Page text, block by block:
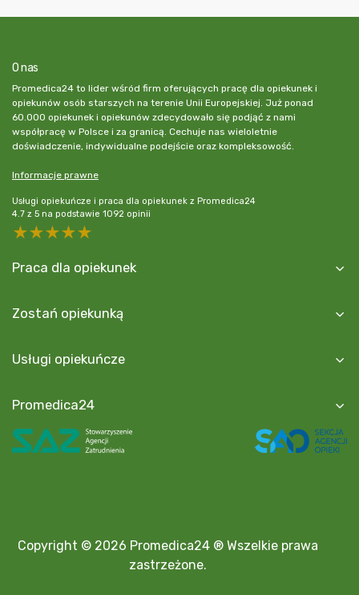
O nas
Promedica24 to lider wśród firm oferujących pracę dla opiekunek i
opiekunów osób starszych na terenie Unii Europejskiej. Już ponad
60.000 opiekunek i opiekunów zdecydowało się podjąć z nami
współpracę w Polsce i za granicą. Cechuje nas wieloletnie
doświadczenie, indywidualne podejście oraz kompleksowość.
Informacje prawne
Usługi opiekuńcze i praca dla opiekunek z Promedica24
4.7 z 5 na podstawie 1092 opinii
5 stars
4 stars
3 stars
2 stars
Praca dla opiekunek
Zostań opiekunką
Usługi opiekuńcze
Promedica24
Copyright © 2026 Promedica24 ® Wszelkie prawa
zastrzeżone.